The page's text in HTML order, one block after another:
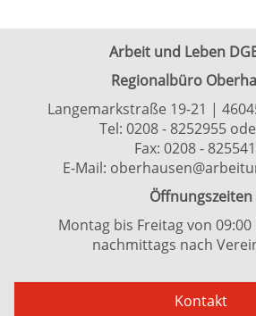
Arbeit und Leben
Regionalbüro
Langemarkstraße 19-21 |
Tel: 0208 - 8252955
Fax: 0208 -
E-Mail:
Öffnungszeiten
Montag bis Freitag von
nachmittags nach
Kontakt